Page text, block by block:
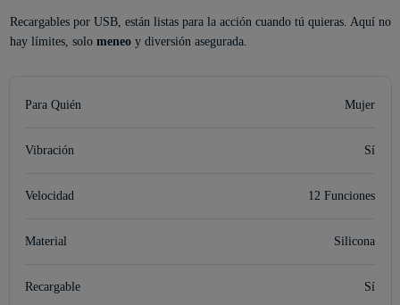
Recargables por USB, están listas para la acción cuando tú quieras. Aquí no
hay límites, solo meneoy diversión asegurada.
Para Quién Mujer
Vibración Sí
Velocidad 12 Funciones
Material Silicona
Recargable Sí